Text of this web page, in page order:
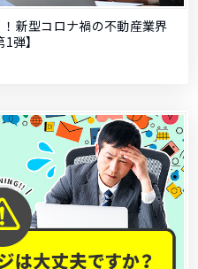
新型コロナ禍の不動産業界
弾】